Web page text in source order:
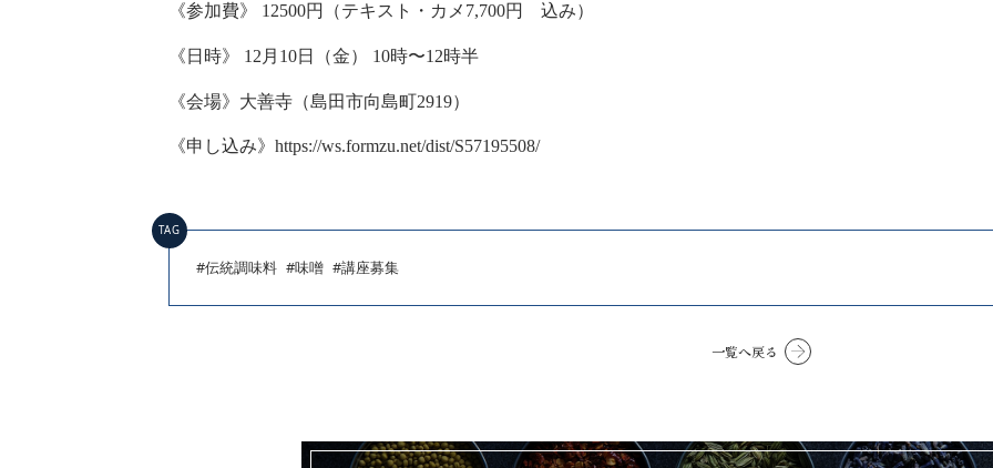
《参加費》 12500円（テキスト・カメ7,700円 込み）
《日時》 12月10日（金） 10時〜12時半
《会場》大善寺（島田市向島町2919）
《申し込み》https://ws.formzu.net/dist/S57195508/
TAG
#伝統調味料 #味噌 #講座募集
一覧へ戻る